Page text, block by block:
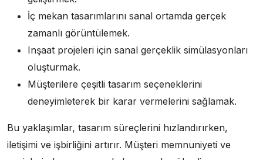
İç mekan tasarımlarını sanal ortamda gerçek
zamanlı görüntülemek.
Inşaat projeleri için sanal gerçeklik simülasyonları
oluşturmak.
Müşterilere çeşitli tasarım seçeneklerini
deneyimleterek bir karar vermelerini sağlamak.
Bu yaklaşımlar, tasarım süreçlerini hızlandırırken,
iletişimi ve işbirliğini artırır. Müşteri memnuniyeti ve